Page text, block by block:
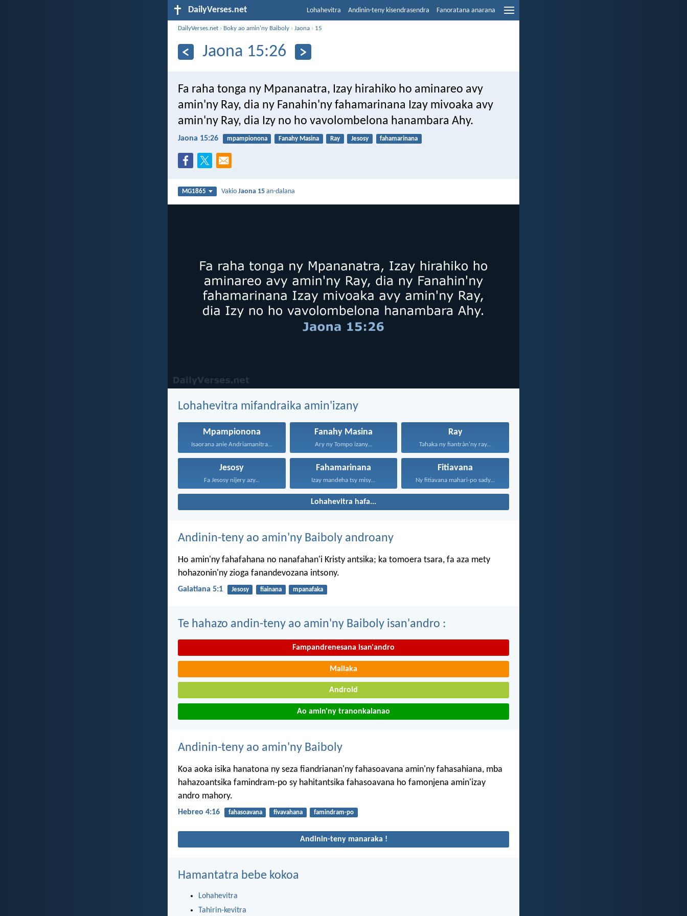
DailyVerses.net Lohahevitra Andinin-teny kisendrasendra Fanoratana anarana
DailyVerses.net › Boky ao amin'ny Baiboly ›Jaona › 15
Jaona 15:26
Fa raha tonga ny Mpananatra, Izay hirahiko ho aminareo avy
amin'ny Ray, dia ny Fanahin'ny fahamarinana Izay mivoaka avy
amin'ny Ray, dia Izy no ho vavolombelona hanambara Ahy.
Jaona 15:26 mpampionona Fanahy Masina Ray Jesosy fahamarinana
MG1865 VakioJaona 15 an-dalana
Lohahevitra mifandraika amin'izany
Mpampionona
Isaorana anie Andriamanitra, Rain'i...
Fanahy Masina
Ary ny Tompo izany...
Ray
Tahaka ny fiantràn'ny ray...
Jesosy
Fa Jesosy nijery azy...
Fahamarinana
Izay mandeha tsy misy...
Fitiavana
Ny fitiavana mahari-po sady...
Lohahevitra hafa...
Andinin-teny ao amin'ny Baiboly androany
Ho amin'ny fahafahana no nanafahan'i Kristy antsika; ka tomoera tsara, fa aza mety
hohazonin'ny zioga fanandevozana intsony.
Galatiana 5:1 Jesosy fiainana mpanafaka
Te hahazo andin-teny ao amin'ny Baiboly isan'andro :
Fampandrenesana isan'andro
Mailaka
Android
Ao amin'ny tranonkalanao
Andinin-teny ao amin'ny Baiboly
Koa aoka isika hanatona ny seza fiandrianan'ny fahasoavana amin'ny fahasahiana, mba
hahazoantsika famindram-po sy hahitantsika fahasoavana ho famonjena amin'izay
andro mahory.
Hebreo 4:16 fahasoavana fivavahana famindram-po
Andinin-teny manaraka !
Hamantatra bebe kokoa
Lohahevitra
Tahirin-kevitra